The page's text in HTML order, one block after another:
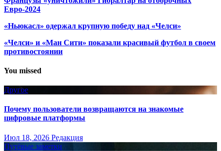
Евро-2024
«Ньюкасл» одержал крупную победу над «Челси»
«Челси» и «Ман Сити» показали красивый футбол в своем
противостоянии
You missed
Другое
Почему пользователи возвращаются на знакомые
цифровые платформы
Июл 18, 2026 Редакция
Путёвые заметки